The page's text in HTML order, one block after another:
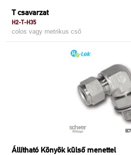
T csavarzat
H2-T-H35
colos vagy metrikus cső
Állítható Könyök külső menettel